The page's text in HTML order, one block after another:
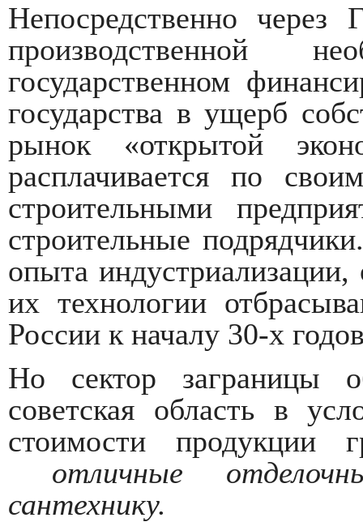
Непосредственно через
производственной
государственном
государства в ущерб
рынок «открытой
расплачивается по
строительными
строительные
опыта
их технологии
России к началу 30-х
Но сектор заграницы
советская область в
стоимости продукции
отличные
сантехнику.